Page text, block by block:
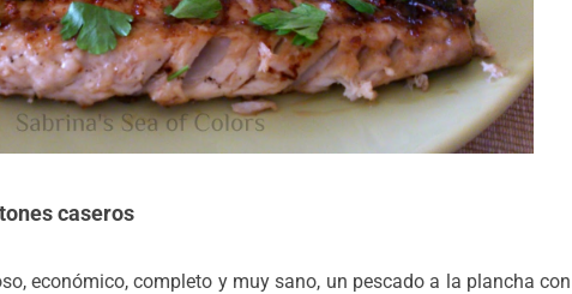
caseros
económico, completo y muy sano, un pescado a la plancha con